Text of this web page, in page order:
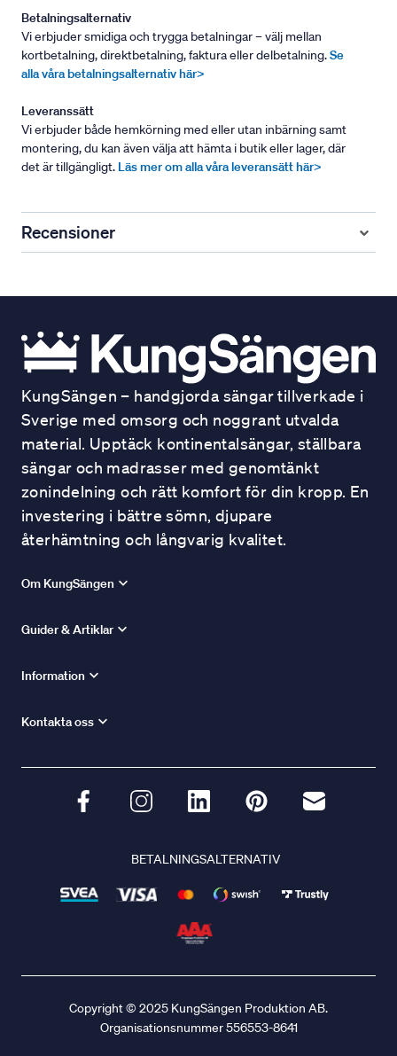
Betalningsalternativ
Vi erbjuder smidiga och trygga betalningar – välj mellan
kortbetalning, direktbetalning, faktura eller delbetalning.Se
alla våra betalningsalternativ här>
Leveranssätt
Vi erbjuder både hemkörning med eller utan inbärning samt
montering, du kan även välja att hämta i butik eller lager, där
det är tillgängligt. Läs mer om alla våra leveransätt här>
Recensioner
KungSängen – handgjorda sängar tillverkade i
Sverige med omsorg och noggrant utvalda
material. Upptäck kontinentalsängar, ställbara
sängar och madrasser med genomtänkt
zonindelning och rätt komfort för din kropp. En
investering i bättre sömn, djupare
återhämtning och långvarig kvalitet.
Om KungSängen
Guider & Artiklar
Information
Kontakta oss
BETALNINGSALTERNATIV
Copyright © 2025 KungSängen Produktion AB.
Organisationsnummer 556553-8641